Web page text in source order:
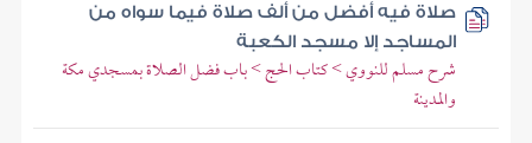
صلاة فيه أفضل من ألف صلاة فيما سواه من
المساجد إلا مسجد الكعبة
شرح مسلم للنووي > كتاب الحج > باب فضل الصلاة بمسجدي مكة
والمدينة